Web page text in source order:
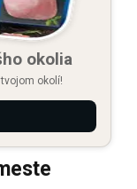
okolia
okolí!